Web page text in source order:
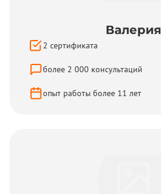
Валерия
2 сертификатa
более 2 000 консультаций
опыт работы более 11 лет